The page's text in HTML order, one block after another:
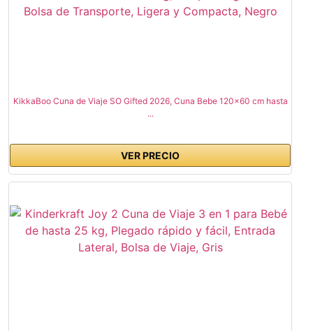
KikkaBoo Cuna de Viaje SO Gifted 2026, Cuna Bebe 120x60 cm hasta
...
VER PRECIO